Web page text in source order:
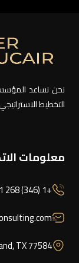
نحن نساعد
التخطيط
معلومات
+1 (346) 268 0841
TX 77584